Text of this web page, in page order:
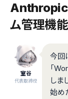
Anthropic
ム管理機能
室谷
代表取締役
今回
「
しま
始め